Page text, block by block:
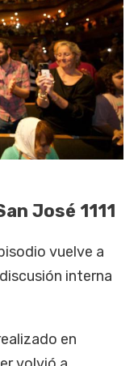
José 1111
vuelve a
interna
en